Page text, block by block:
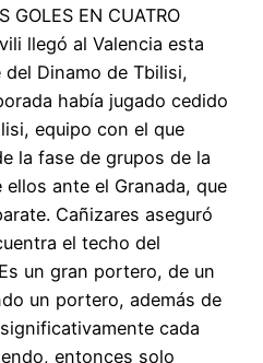
GOLES EN CUATRO
llegó al Valencia esta
Dinamo de Tbilisi,
había jugado cedido
equipo con el que
la fase de grupos de la
ellos ante el Granada, que
Cañizares aseguró
el techo del
un gran portero, de un
un portero, además de
cada
entonces solo